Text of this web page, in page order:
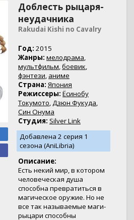
Доблесть рыцаря-
неудачника
Rakudai Kishi no Cavalry
Год: 2015
Жанры: мелодрама,
мультфильм,боевик,
фэнтези, аниме
Страна: Япония
Режиссеры: Ёсинобу
Токумото,Дзюн Фукуда,
Син Онума
Студия: Silver Link
Добавлена 2 серия 1
сезона (AniLibria)
Описание:
Есть некий мир, в котором
человеческая душа
способна превратиться в
магическое оружие. Но не
все так называемые маги-
рыцари способны